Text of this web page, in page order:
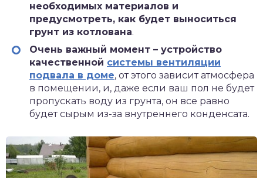
необходимых материалов и
предусмотреть, как будет выноситься
грунт из котлована.
Очень важный момент – устройство
качественной системы вентиляции
подвала в доме, от этого зависит атмосфера
в помещении, и, даже если ваш пол не будет
пропускать воду из грунта, он все равно
будет сырым из-за внутреннего конденсата.